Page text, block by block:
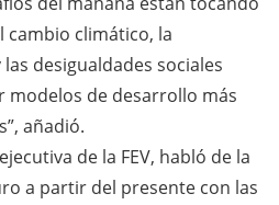
cambio climático, la
desigualdades sociales
de desarrollo más
añadió.
de la FEV, habló de la
a partir del presente con las